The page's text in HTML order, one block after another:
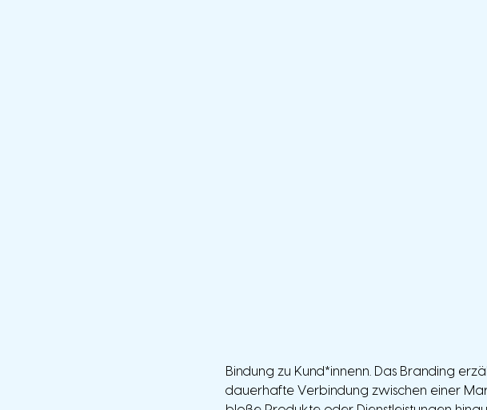
Bindung zu Kund*innenn. Das Branding
dauerhafte Verbindung zwischen einer